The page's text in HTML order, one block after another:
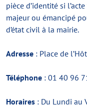
pièce d’identité si
majeur ou émancipé
d’état civil à la mairie.
Adresse : Place de
Téléphone : 01 40 96
Horaires : Du Lundi au